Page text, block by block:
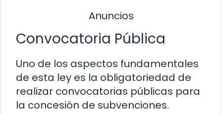
Anuncios
Convocatoria Pública
Uno de los aspectos fundamentales
de esta ley es la obligatoriedad de
realizar convocatorias públicas para
la concesión de subvenciones.